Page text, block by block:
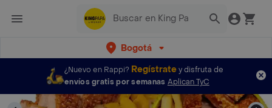
Bogotá
¿Nuevo en Rappi? Regístratey disfruta de
envíos gratis por semanas Aplican TyC